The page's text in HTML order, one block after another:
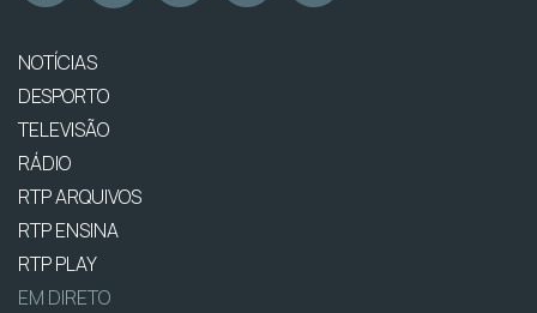
NOTÍCIAS
DESPORTO
TELEVISÃO
RÁDIO
RTP ARQUIVOS
RTP ENSINA
RTP PLAY
EM DIRETO